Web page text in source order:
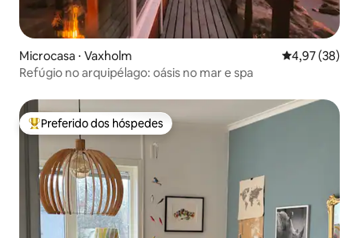
Microcasa ⋅ Vaxholm 4,97 de uma
4,97 (38)
Refúgio no arquipélago: oásis no mar e spa
Entre os melhores preferidos dos hóspedes
Preferido dos hóspedes